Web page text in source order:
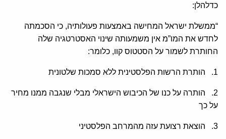
כדלהלן:
“ממשלת ישראל המחישה באמצעות פעולותיה, כי הסכמתה
לחדש את המו”מ אין משמעותה שינוי האסטרטגיה שלה
החותרת לשמור על הסטטוס קוו, כלומר:
1. הותרת הרשות הפלסטינית ללא סמכות שלטונית
2. הותרה על כנו של הכיבוש הישראלי מבלי שנגבה ממנו מחיר
על כך
3. הוצאת רצועת עזה מהמרחב הפלסטיני